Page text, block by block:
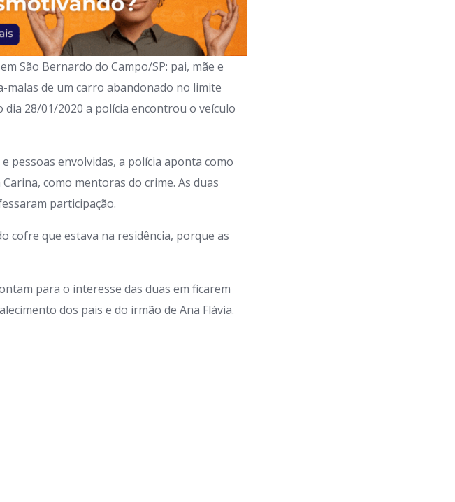
São Bernardo do Campo/SP: pai, mãe e
de um carro abandonado no limite
28/01/2020 a polícia encontrou o veículo
pessoas envolvidas, a polícia aponta como
como mentoras do crime. As duas
participação.
cofre que estava na residência, porque as
para o interesse das duas em ficarem
dos pais e do irmão de Ana Flávia.